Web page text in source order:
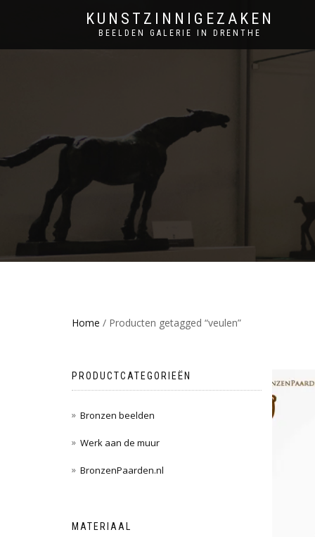
KUNSTZINNIGEZAKEN
BEELDEN GALERIE IN DRENTHE
Home / Producten getagged “veulen”
PRODUCTCATEGORIEËN
Bronzen beelden
Werk aan de muur
BronzenPaarden.nl
MATERIAAL